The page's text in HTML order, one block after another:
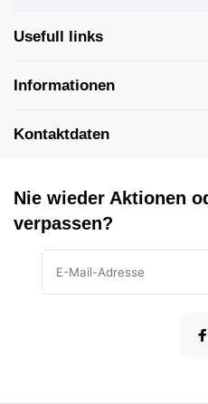
Usefull links
Informationen
Kontaktdaten
Nie wieder Aktionen
verpassen?